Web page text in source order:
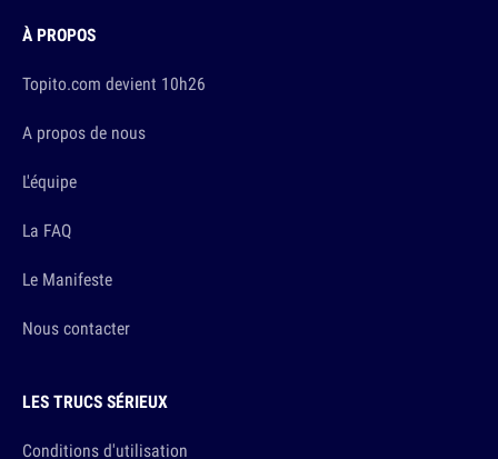
À PROPOS
Topito.com devient 10h26
A propos de nous
L'équipe
La FAQ
Le Manifeste
Nous contacter
LES TRUCS SÉRIEUX
Conditions d'utilisation